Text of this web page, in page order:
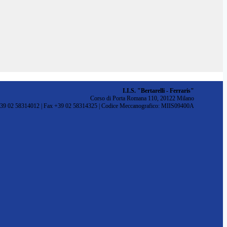
I.I.S. "Bertarelli - Ferraris"
Corso di Porta Romana 110, 20122 Milano
02 58314012 | Fax +39 02 58314325 | Codice Meccanografico: MIIS09400A